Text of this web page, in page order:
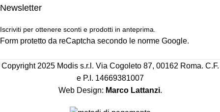
Newsletter
Iscriviti per ottenere sconti e prodotti in anteprima.
Form protetto da reCaptcha secondo le norme Google.
Copyright 2025 Modis s.r.l. Via Cogoleto 87, 00162 Roma. C.F.
e P.I. 14669381007
Web Design: Marco Lattanzi.